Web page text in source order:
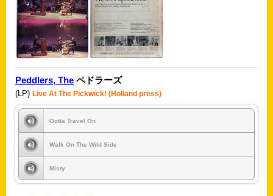
Peddlers, The ペドラーズ
(LP) Live At The Pickwick! (Holland press)
Gotta Travel On
Walk On The Wild Side
Misty